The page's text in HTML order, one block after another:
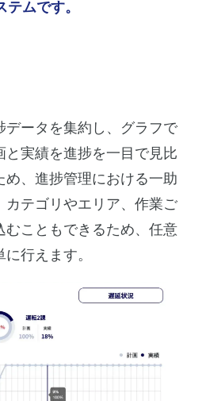
ムです。
データを集約し、グラフで
と実績を進捗を一目で見比
め、進捗管理における一助
カテゴリやエリア、作業ご
むこともできるため、任意
行えます。